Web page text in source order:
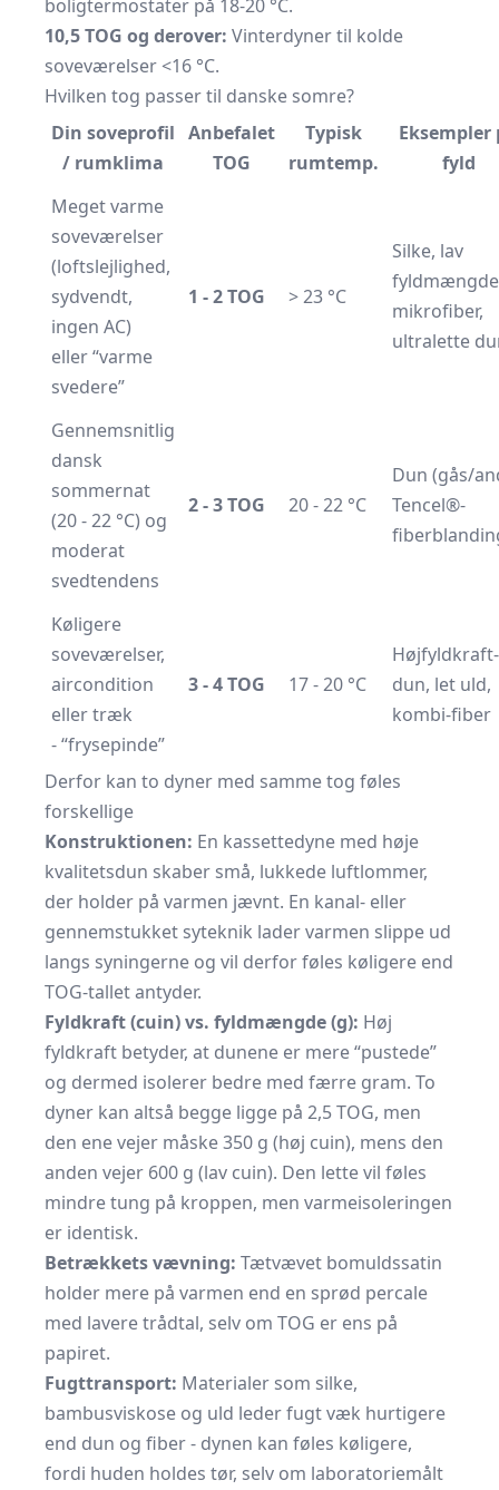
boligtermostater på 18-20 °C.
10,5 TOG og derover: Vinterdyner til kolde
soveværelser <16 °C.
Hvilken tog passer til danske somre?
Din soveprofil
/ rumklima
Anbefalet
TOG
Typisk
rumtemp.
Eksempler
fyld
Meget varme
soveværelser
(loftslejlighed,
sydvendt,
ingen AC)
eller “varme
svedere”
1 - 2 TOG > 23 °C
Silke, lav
fyldmængde
mikrofiber,
ultralette
Gennemsnitlig
dansk
sommernat
(20 - 22 °C) og
moderat
svedtendens
2 - 3 TOG 20 - 22 °C
Dun (gås/
Tencel®-
Køligere
soveværelser,
aircondition
eller træk
- “frysepinde”
3 - 4 TOG 17 - 20 °C
Højfyldkraft-
dun, let uld,
kombi-fiber
Derfor kan to dyner med samme tog føles
forskellige
Konstruktionen: En kassettedyne med høje
kvalitetsdun skaber små, lukkede luftlommer,
der holder på varmen jævnt. En kanal- eller
gennemstukket syteknik lader varmen slippe ud
langs syningerne og vil derfor føles køligere end
TOG-tallet antyder.
Fyldkraft (cuin) vs. fyldmængde (g): Høj
fyldkraft betyder, at dunene er mere “pustede”
og dermed isolerer bedre med færre gram. To
dyner kan altså begge ligge på 2,5 TOG, men
den ene vejer måske 350 g (høj cuin), mens den
anden vejer 600 g (lav cuin). Den lette vil føles
mindre tung på kroppen, men varmeisoleringen
er identisk.
Betrækkets vævning: Tætvævet bomuldssatin
holder mere på varmen end en sprød percale
med lavere trådtal, selv om TOG er ens på
papiret.
Fugttransport: Materialer som silke,
bambusviskose og uld leder fugt væk hurtigere
end dun og fiber - dynen kan føles køligere,
fordi huden holdes tør, selv om laboratoriemålt